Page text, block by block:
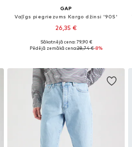
GAP
Vaļīgs piegriezums Kargo džinsi '90S'
26,35 €
Pieejams daudzos izmēros
Sākotnējā cena: 79,90 €
Pēdējā zemākā cena:28,74 €-8%